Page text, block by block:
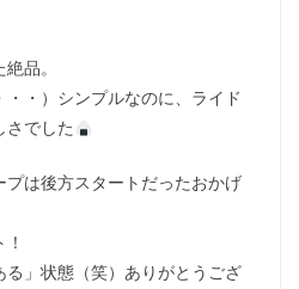
品。
・）シンプルなのに、ライド
さでした
プは後方スタートだったおかげ
る」状態（笑）ありがとうござ